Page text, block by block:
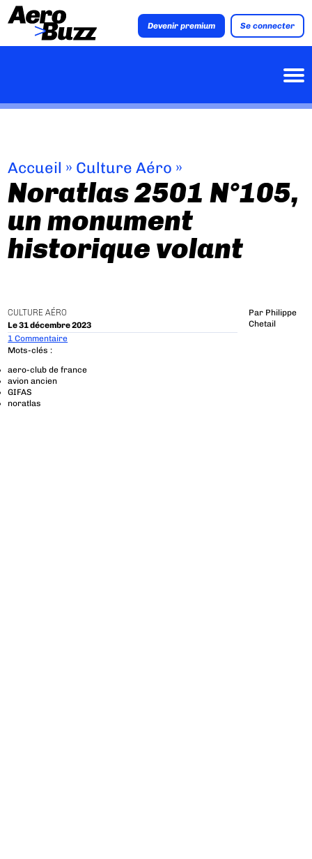
Devenir premium Se connecter
Accueil » Culture Aéro »
Noratlas 2501 N°105,
un monument
historique volant
CULTURE AÉRO
Le 31 décembre 2023
Par Philippe
Chetail
1 Commentaire
Mots-clés :
aero-club de france
avion ancien
GIFAS
noratlas